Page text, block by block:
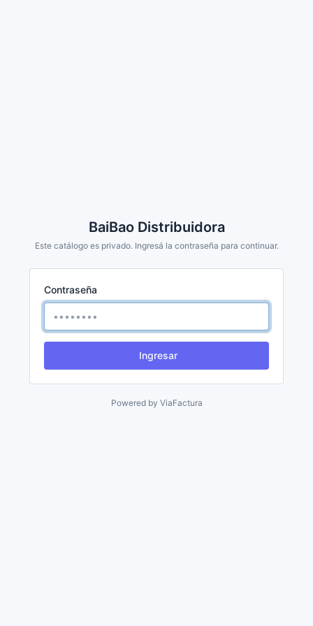
BaiBao Distribuidora
Este catálogo es privado. Ingresá la contraseña para continuar.
Contraseña
Ingresar
Powered by ViaFactura